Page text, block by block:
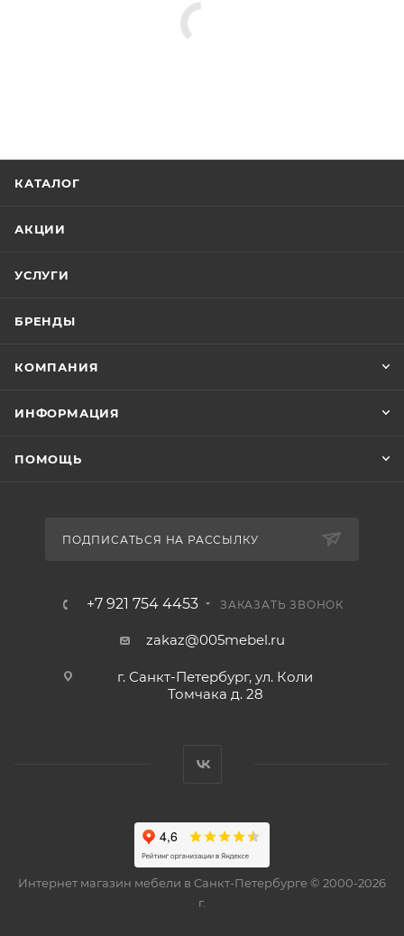
КАТАЛОГ
АКЦИИ
УСЛУГИ
БРЕНДЫ
КОМПАНИЯ
ИНФОРМАЦИЯ
ПОМОЩЬ
ПОДПИСАТЬСЯ НА РАССЫЛКУ
+7 921 754 4453 ЗАКАЗАТЬ ЗВОНОК
zakaz@005mebel.ru
г. Санкт-Петербург, ул. Коли
Томчака д. 28
Интернет магазин мебели в Санкт-Петербурге © 2000-2026
г.